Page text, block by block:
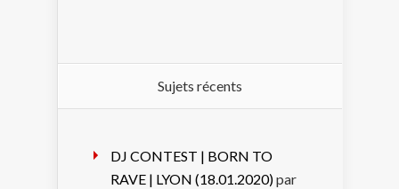
Sujets récents
DJ CONTEST | BORN TO
RAVE | LYON (18.01.2020)par